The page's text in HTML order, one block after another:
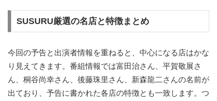
SUSURU厳選の名店と特徴まとめ
今回の予告と出演者情報を重ねると、中心になる店はかな
り見えてきます。番組情報では富田治さん、平賀敬展さ
ん、桐谷尚幸さん、後藤珠里さん、新森龍二さんの名前が
出ており、予告に書かれた各店の特徴とも一致します。つ